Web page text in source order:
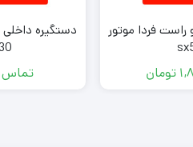
راست فردا موتور
تومان
دستگیره
تماس